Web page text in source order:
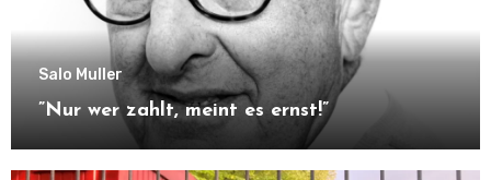
Salo Muller
”Nur wer zahlt, meint es ernst!”